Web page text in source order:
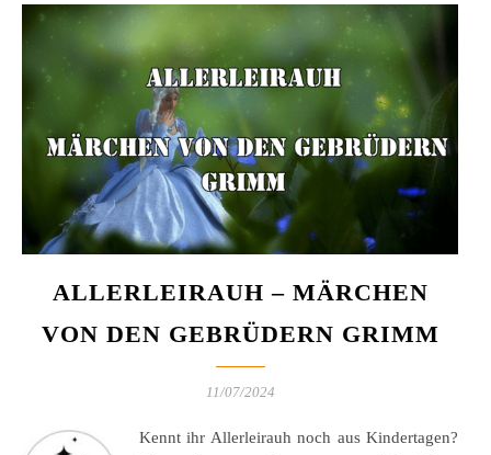
ALLERLEIRAUH – MÄRCHEN
VON DEN GEBRÜDERN GRIMM
11/07/2024
Kennt ihr Allerleirauh noch aus Kindertagen?